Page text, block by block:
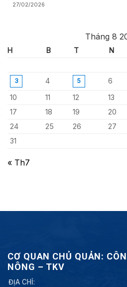
27/02/2026
Tháng 8
H B T N
3 4 5 6
10
11 12 13
17
18 19 20
24
25 26 27
31
« Th7
CƠ QUAN CHỦ QUẢN:
NÔNG – TKV
ĐỊA CHỈ: